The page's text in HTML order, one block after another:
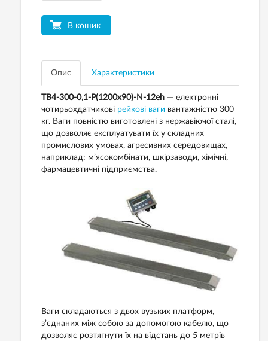
В кошик
Опис Характеристики
ТВ4-300-0,1-Р(1200х90)-N-12eh — електронні
чотирьохдатчикові рейкові ваги вантажністю 300
кг. Ваги повністю виготовлені з нержавіючої сталі,
що дозволяє експлуатувати їх у складних
промислових умовах, агресивних середовищах,
наприклад: м’ясокомбінати, шкірзаводи, хімічні,
фармацевтичні підприємства.
Ваги складаються з двох вузьких платформ,
з’єднаних між собою за допомогою кабелю, що
дозволяє розтягнути їх на відстань до 5 метрів